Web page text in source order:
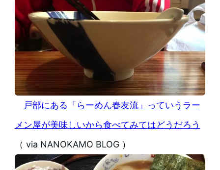
戸部にある「らーめん春友流」っていうラー
メン屋が美味しいから食べてみてはどうだろう
（ via NANOKAMO BLOG ）